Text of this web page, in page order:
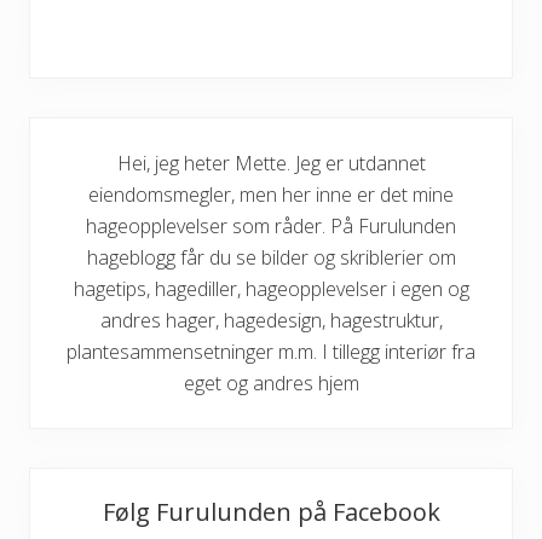
Hei, jeg heter Mette. Jeg er utdannet
eiendomsmegler, men her inne er det mine
hageopplevelser som råder. På Furulunden
hageblogg får du se bilder og skriblerier om
hagetips, hagediller, hageopplevelser i egen og
andres hager, hagedesign, hagestruktur,
plantesammensetninger m.m. I tillegg interiør fra
eget og andres hjem
Følg Furulunden på Facebook